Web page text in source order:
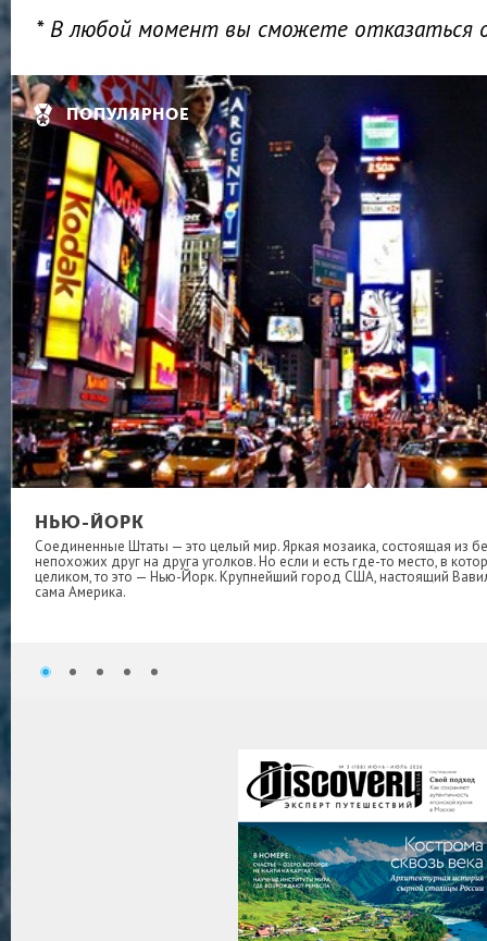
* В любой момент вы сможете отказаться
ПОПУЛЯРНОЕ
НЬЮ-ЙОРК
Соединенные Штаты — это целый мир. Яркая мозаика, состоящая из
непохожих друг на друга уголков. Но если и есть где-то место, в
целиком, то это — Нью-Йорк. Крупнейший город США, настоящий
сама Америка.